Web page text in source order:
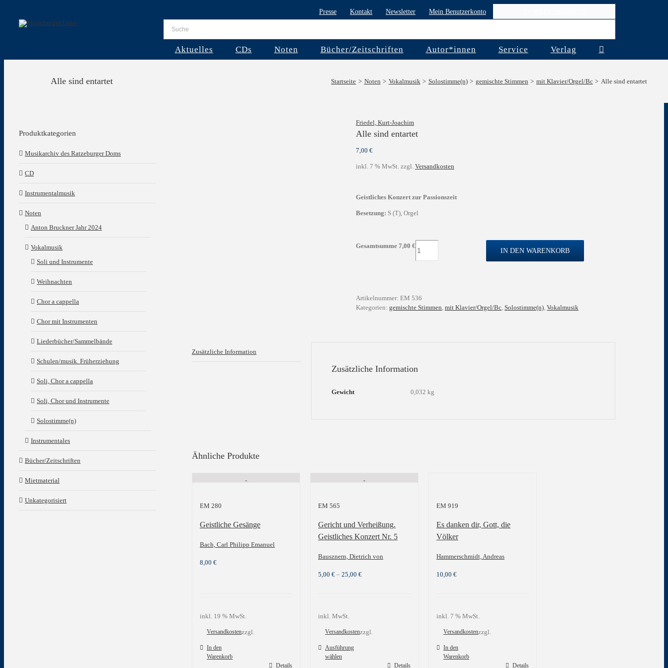
content
Presse Kontakt Newsletter Mein Benutzerkonto
Aktuelles CDs Noten Bücher/Zeitschriften Autor*innen Service Verlag
Alle sind entartet Startseite Noten Vokalmusik Solostimme(n) gemischte Stimmen mit Klavier/Orgel/Bc Alle sind entartet
Friedel, Kurt-Joachim
Alle sind entartet
7,00 €
inkl. 7 % MwSt. zzgl. Versandkosten
Geistliches Konzert zur Passionszeit
Besetzung: S (T), Orgel
Gesamtsumme 7,00 €Alle
sind
entartet
IN DEN WARENKORB
Artikelnummer: EM 536
Kategorien: gemischte Stimmen, mit Klavier/Orgel/Bc, Solostimme(n), Vokalmusik
Zusätzliche Information
Zusätzliche Information
Gewicht 0,032 kg
Ähnliche Produkte
EM 280
Geistliche Gesänge
Bach, Carl Philipp Emanuel
8,00 €
inkl. 19 % MwSt.
zzgl.
Versandkosten
In den
Warenkorb
Details
EM 565
Gericht und Verheißung.
Geistliches Konzert Nr. 5
Bausznern, Dietrich von
5,00 € – 25,00 €
inkl. MwSt.
zzgl.
Versandkosten
Ausführung
wählen
Details
EM 919
Es danken dir, Gott, die
Völker
Hammerschmidt, Andreas
10,00 €
inkl. 7 % MwSt.
zzgl.
Versandkosten
In den
Warenkorb
Details
Produktkategorien
Musikarchiv des Ratzeburger Doms
CD
Instrumentalmusik
Noten
Anton Bruckner Jahr 2024
Vokalmusik
Soli und Instrumente
Weihnachten
Chor a cappella
Chor mit Instrumenten
Liederbücher/Sammelbände
Schulen/musik. Früherziehung
Soli, Chor a cappella
Soli, Chor und Instrumente
Solostimme(n)
Instrumentales
Bücher/Zeitschriften
Mietmaterial
Unkategorisiert